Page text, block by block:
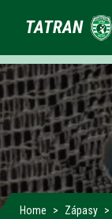
TATRAN
Primárne
odkazy
Home Zápasy